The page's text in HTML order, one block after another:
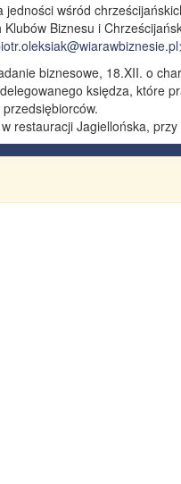
jedności wśród
Biznesu i
wiarawbiznesie.pl
biznesowe, 18.XII. o
księdza, które
restauracji Jagiellońska,